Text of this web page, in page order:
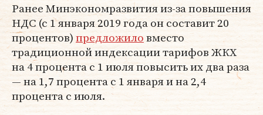
Ранее Минэкономразвития из-за повышения
НДС (с 1 января 2019 года он составит 20
процентов)предложиловместо
традиционной индексации тарифов ЖКХ
на 4 процента с 1 июля повысить их два раза
— на 1,7 процента с 1 января и на 2,4
процента с июля.